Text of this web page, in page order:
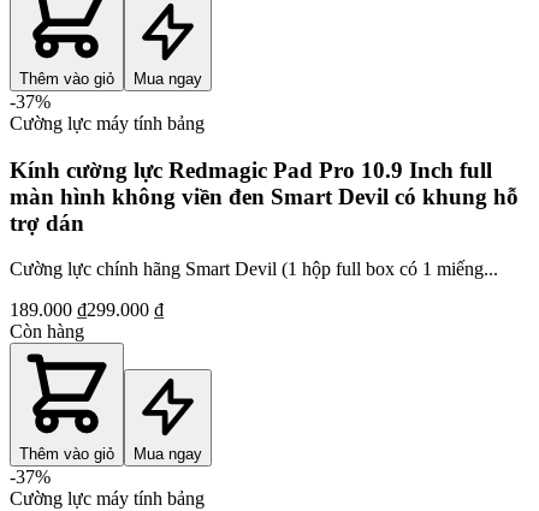
Thêm vào giỏ Mua ngay
-37%
Cường lực máy tính bảng
Kính cường lực Redmagic Pad Pro 10.9 Inch full
màn hình không viền đen Smart Devil có khung hỗ
trợ dán
Cường lực chính hãng Smart Devil (1 hộp full box có 1 miếng...
189.000 ₫299.000 ₫
Còn hàng
Thêm vào giỏ Mua ngay
-37%
Cường lực máy tính bảng